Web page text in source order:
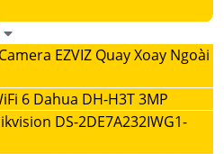
EZVIZ Quay Xoay Ngoài
6 Dahua DH-H3T 3MP
DS-2DE7A232IWG1-